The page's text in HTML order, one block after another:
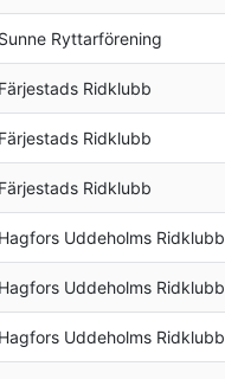
Sunne Ryttarförening
Färjestads Ridklubb
Färjestads Ridklubb
Färjestads Ridklubb
Hagfors Uddeholms Ridklubb
Hagfors Uddeholms Ridklubb
Hagfors Uddeholms Ridklubb